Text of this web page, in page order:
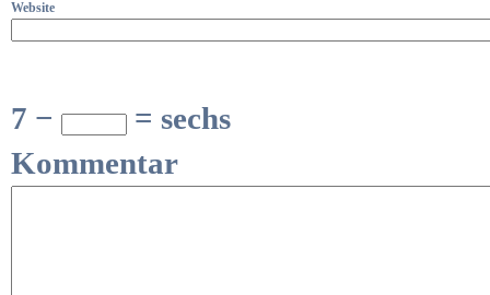
Website
7 −
= sechs
Kommentar